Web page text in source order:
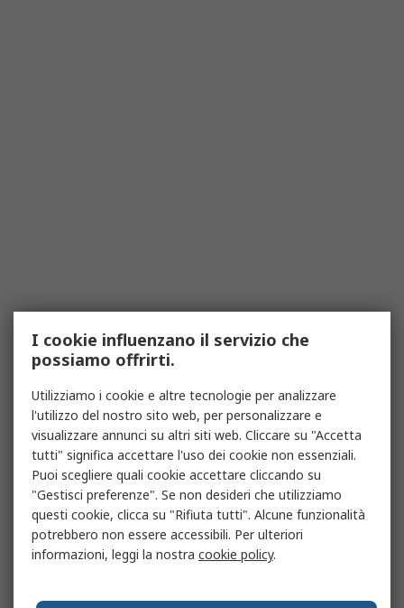
I cookie influenzano il servizio che
possiamo offrirti.
Utilizziamo i cookie e altre tecnologie per analizzare
l'utilizzo del nostro sito web, per personalizzare e
visualizzare annunci su altri siti web. Cliccare su "Accetta
tutti" significa accettare l'uso dei cookie non essenziali.
Puoi scegliere quali cookie accettare cliccando su
"Gestisci preferenze". Se non desideri che utilizziamo
questi cookie, clicca su "Rifiuta tutti". Alcune funzionalità
potrebbero non essere accessibili. Per ulteriori
informazioni, leggi la nostra cookie policy.